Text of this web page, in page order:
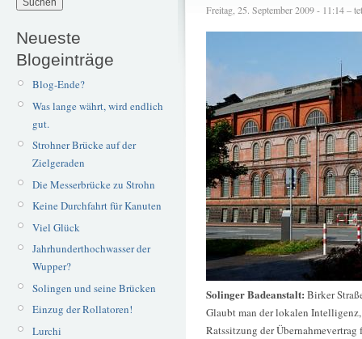
Neueste
Blogeinträge
Blog-Ende?
Was lange währt, wird endlich
gut.
Strohner Brücke auf der
Zielgeraden
Die Messerbrücke zu Strohn
Keine Durchfahrt für Kanuten
Viel Glück
Jahrhunderthochwasser der
Wupper?
Solingen und seine Brücken
Einzug der Rollatoren!
Lurchi
Freitag, 25. September 2009 - 11:14 –
Solinger Badeanstalt: Birker
Glaubt man der lokalen
Ratssitzung der